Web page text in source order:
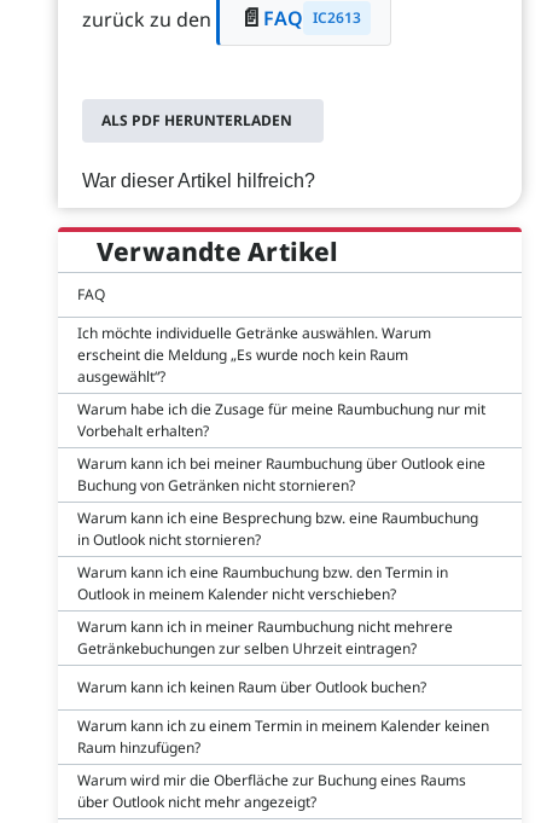
zurück zu den 📄 FAQ IC2613
ALS PDF HERUNTERLADEN
War dieser Artikel hilfreich?
Verwandte Artikel
FAQ
Ich möchte individuelle Getränke auswählen. Warum
erscheint die Meldung „Es wurde noch kein Raum
ausgewählt“?
Warum habe ich die Zusage für meine Raumbuchung nur mit
Vorbehalt erhalten?
Warum kann ich bei meiner Raumbuchung über Outlook eine
Buchung von Getränken nicht stornieren?
Warum kann ich eine Besprechung bzw. eine Raumbuchung
in Outlook nicht stornieren?
Warum kann ich eine Raumbuchung bzw. den Termin in
Outlook in meinem Kalender nicht verschieben?
Warum kann ich in meiner Raumbuchung nicht mehrere
Getränkebuchungen zur selben Uhrzeit eintragen?
Warum kann ich keinen Raum über Outlook buchen?
Warum kann ich zu einem Termin in meinem Kalender keinen
Raum hinzufügen?
Warum wird mir die Oberfläche zur Buchung eines Raums
über Outlook nicht mehr angezeigt?